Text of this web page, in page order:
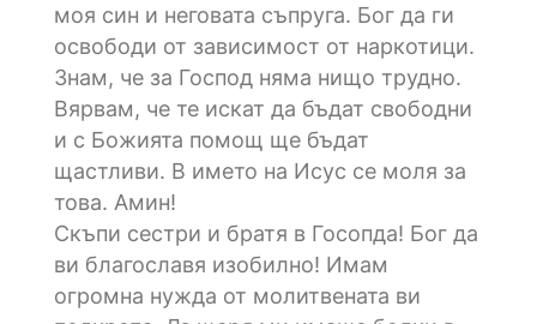
моя син и неговата съпруга. Бог да ги
освободи от зависимост от наркотици.
Знам, че за Господ няма нищо трудно.
Вярвам, че те искат да бъдат свободни
и с Божията помощ ще бъдат
щастливи. В името на Исус се моля за
това. Амин!
Скъпи сестри и братя в Госопда! Бог да
ви благославя изобилно! Имам
огромна нужда от молитвената ви